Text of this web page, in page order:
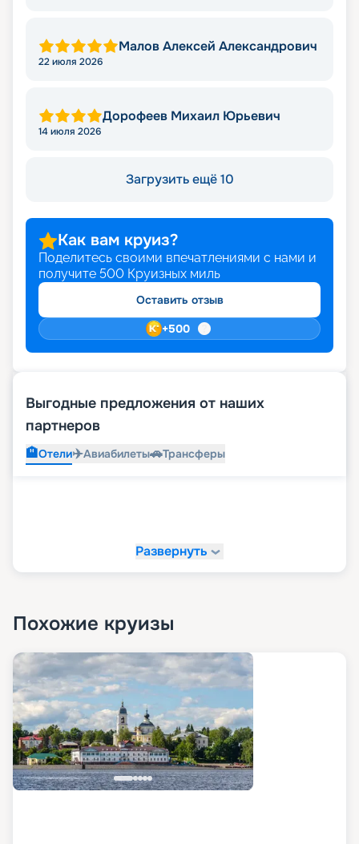
Малов Алексей Александрович
22 июля 2026
Дорофеев Михаил Юрьевич
14 июля 2026
Загрузить ещё 10
Как вам круиз?
Поделитесь своими впечатлениями с нами и
получите 500 Круизных миль
Оставить отзыв
+500
Выгодные предложения от наших
партнеров
🏨Отели✈️Авиабилеты🚗Трансферы
Развернуть
Похожие круизы